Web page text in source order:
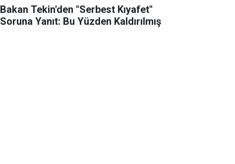
Bakan Tekin'den "Serbest Kıyafet"
Soruna Yanıt: Bu Yüzden Kaldırılmış